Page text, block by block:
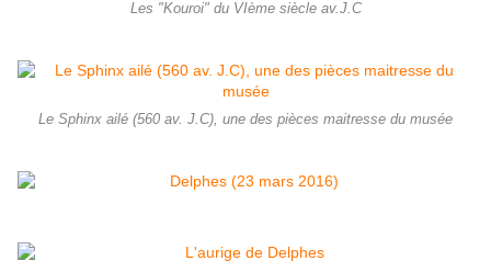
Les "Kouroi" du VIème siècle av.J.C
Le Sphinx ailé (560 av. J.C), une des pièces maitresse du musée